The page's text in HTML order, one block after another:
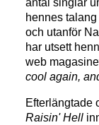
antal singlar
hennes
och utanför
har utsett
web
cool again,
Efterlängtade
Raisin' Hell